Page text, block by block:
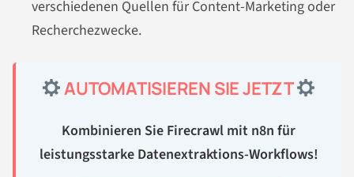
verschiedenen Quellen für Content-Marketing oder
Recherchezwecke.
AUTOMATISIEREN SIE JETZT
Kombinieren Sie Firecrawl mit n8n für
leistungsstarke Datenextraktions-Workflows!